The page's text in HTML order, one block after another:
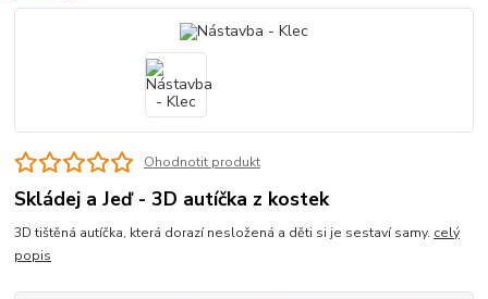
Ohodnotit produkt
Skládej a Jeď - 3D autíčka z kostek
3D tištěná autíčka, která dorazí nesložená a děti si je sestaví samy. celý
popis